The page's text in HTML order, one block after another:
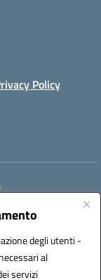
degli utenti -
al
servizi
Policy
istsc_fgps08000e